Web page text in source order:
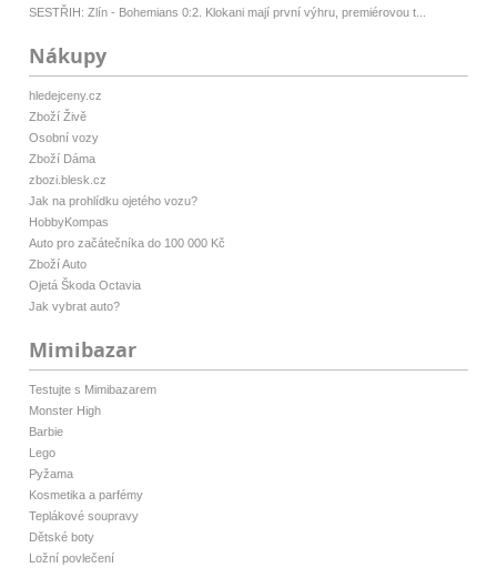
SESTŘIH: Zlín - Bohemians 0:2. Klokani mají první výhru, premiérovou t...
Nákupy
hledejceny.cz
Zboží Živě
Osobní vozy
Zboží Dáma
zbozi.blesk.cz
Jak na prohlídku ojetého vozu?
HobbyKompas
Auto pro začátečníka do 100 000 Kč
Zboží Auto
Ojetá Škoda Octavia
Jak vybrat auto?
Mimibazar
Testujte s Mimibazarem
Monster High
Barbie
Lego
Pyžama
Kosmetika a parfémy
Teplákové soupravy
Dětské boty
Ložní povlečení